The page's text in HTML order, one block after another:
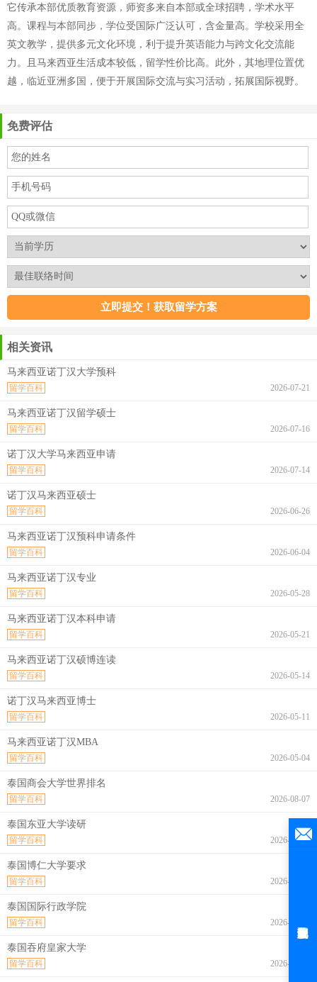
它传承本部优质教育资源，师资多来自本部或全球招聘，学术水平
高。课程与本部同步，学位受国际广泛认可，含金量高。学校采用全
英文教学，提供多元文化环境，利于提升英语能力与跨文化交流能
力。且马来西亚生活成本较低，留学性价比高。此外，其地理位置优
越，临近亚洲多国，便于开展国际交流与实习活动，拓展国际视野。
免费评估
相关资讯
马来西亚诺丁汉大学预科
2026-07-21
留学百科
马来西亚诺丁汉留学硕士
2026-07-16
留学百科
诺丁汉大学马来西亚申请
2026-07-14
留学百科
诺丁汉马来西亚硕士
2026-06-26
留学百科
马来西亚诺丁汉预科申请条件
2026-06-04
留学百科
马来西亚诺丁汉专业
2026-05-28
留学百科
马来西亚诺丁汉本科申请
2026-05-21
留学百科
马来西亚诺丁汉硕博连读
2026-05-14
留学百科
诺丁汉马来西亚博士
2026-05-11
留学百科
马来西亚诺丁汉MBA
2026-05-04
留学百科
泰国商会大学世界排名
2026-08-07
留学百科
泰国东亚大学读研
2026-08-07
留学百科
泰国博仁大学要求
2026-08-07
留学百科
泰国国际行政学院
2026-08-07
留学百科
泰国吞府皇家大学
2026-08-07
留学百科